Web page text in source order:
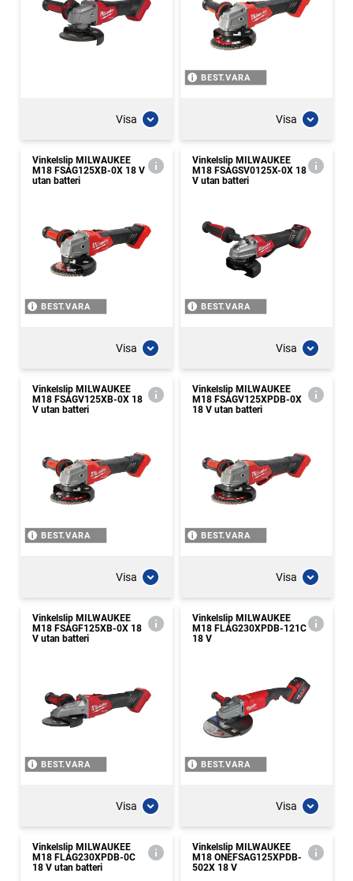
Visa
BEST.VARA
Visa
Vinkelslip MILWAUKEE
M18 FSAG125XB-0X 18 V
utan batteri
BEST.VARA
Visa
Vinkelslip MILWAUKEE
M18 FSAGSV0125X-0X 18
V utan batteri
BEST.VARA
Visa
Vinkelslip MILWAUKEE
M18 FSAGV125XB-0X 18
V utan batteri
BEST.VARA
Visa
Vinkelslip MILWAUKEE
M18 FSAGV125XPDB-0X
18 V utan batteri
BEST.VARA
Visa
Vinkelslip MILWAUKEE
M18 FSAGF125XB-0X 18
V utan batteri
BEST.VARA
Visa
Vinkelslip MILWAUKEE
M18 FLAG230XPDB-121C
18 V
BEST.VARA
Visa
Vinkelslip MILWAUKEE
M18 FLAG230XPDB-0C
18 V utan batteri
Vinkelslip MILWAUKEE
M18 ONEFSAG125XPDB-
502X 18 V